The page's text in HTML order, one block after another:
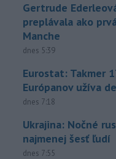
Gertrude
preplávala ako
Manche
dnes 5:39
Eurostat: Takmer
Európanov užíva
dnes 7:18
Ukrajina: Nočné
najmenej šesť ľudí
dnes 7:55